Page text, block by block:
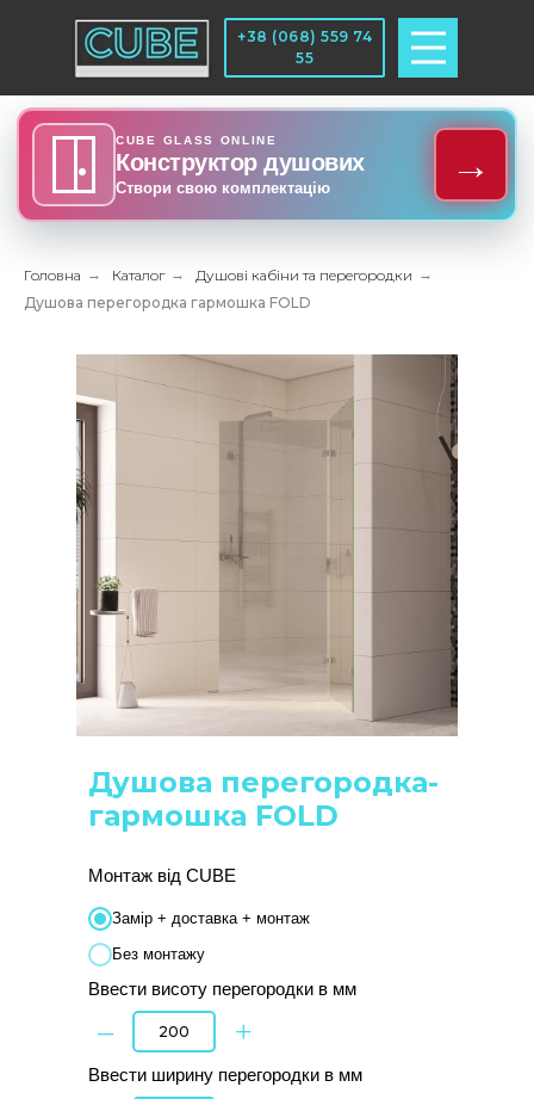
CUBE GLASS ONLINE
Конструктор душових
Створи свою комплектацію →
+38 (068) 559 74
55
Головна → Каталог → Душові кабіни та перегородки →
Душова перегородка гармошка FOLD
Душова перегородка-
гармошка FOLD
Монтаж від CUBE
Замір + доставка + монтаж
Без монтажу
Ввести висоту перегородки в мм
– +
Ввести ширину перегородки в мм